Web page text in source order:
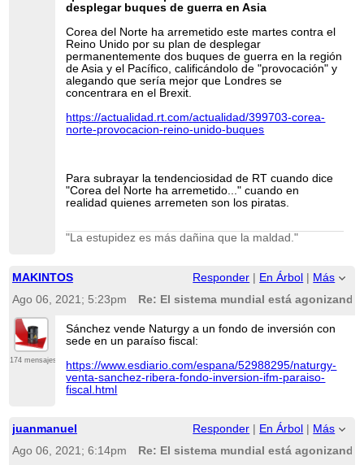
desplegar buques de guerra en Asia
Corea del Norte ha arremetido este martes contra el
Reino Unido por su plan de desplegar
permanentemente dos buques de guerra en la región
de Asia y el Pacífico, calificándolo de "provocación" y
alegando que sería mejor que Londres se
concentrara en el Brexit.
https://actualidad.rt.com/actualidad/399703-corea-
norte-provocacion-reino-unido-buques
Para subrayar la tendenciosidad de RT cuando dice
"Corea del Norte ha arremetido..." cuando en
realidad quienes arremeten son los piratas.
"La estupidez es más dañina que la maldad."
MAKINTOS Responder | En Árbol | Más
Ago 06, 2021; 5:23pm
Re: El sistema mundial está
174 mensajes
Sánchez vende Naturgy a un fondo de inversión con
sede en un paraíso fiscal:
https://www.esdiario.com/espana/52988295/naturgy-
venta-sanchez-ribera-fondo-inversion-ifm-paraiso-
fiscal.html
juanmanuel Responder En Árbol
Más
Ago 06, 2021; 6:14pm
Re: El sistema mundial está